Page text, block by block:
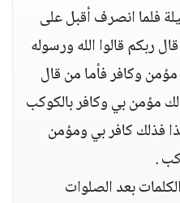
فلما انصرف أقبل على
ربكم قالوا الله ورسوله
وكافر فأما من قال
مؤمن بي وكافر بالكوكب
فذلك كافر بي ومؤمن
.
بعد الصلوات